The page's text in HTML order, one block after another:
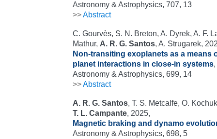
Astronomy & Astrophysics, 707, 13
>>Abstract
C. Gourvès, S. N. Breton, A. Dyrek, A. F.
Mathur, A. R. G. Santos, A. Strugarek,
Non-transiting exoplanets as a means
planet interactions in close-in systems,
Astronomy & Astrophysics, 699, 14
>>Abstract
A. R. G. Santos, T. S. Metcalfe, O.
T. L. Campante, 2025,
Magnetic braking and dynamo
Astronomy & Astrophysics, 698, 5